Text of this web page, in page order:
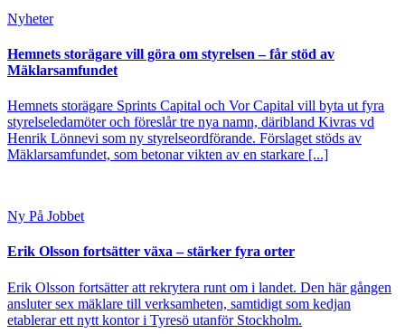
Nyheter
Hemnets storägare vill göra om styrelsen – får stöd av
Mäklarsamfundet
Hemnets storägare Sprints Capital och Vor Capital vill byta ut fyra
styrelseledamöter och föreslår tre nya namn, däribland Kivras vd
Henrik Lönnevi som ny styrelseordförande. Förslaget stöds av
Mäklarsamfundet, som betonar vikten av en starkare [...]
Ny På Jobbet
Erik Olsson fortsätter växa – stärker fyra orter
Erik Olsson fortsätter att rekrytera runt om i landet. Den här gången
ansluter sex mäklare till verksamheten, samtidigt som kedjan
etablerar ett nytt kontor i Tyresö utanför Stockholm.